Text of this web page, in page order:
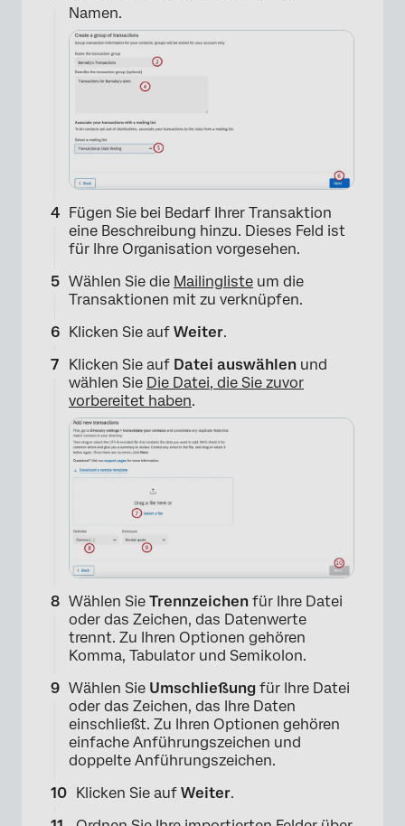
×
Namen.
Fügen Sie bei Bedarf Ihrer Transaktion
eine Beschreibung hinzu. Dieses Feld ist
für Ihre Organisation vorgesehen.
Wählen Sie die Mailingliste um die
Transaktionen mit zu verknüpfen.
Klicken Sie auf Weiter.
Klicken Sie auf Datei auswählen und
wählen Sie Die Datei, die Sie zuvor
vorbereitet haben.
Wählen Sie Trennzeichen für Ihre Datei
oder das Zeichen, das Datenwerte
trennt. Zu Ihren Optionen gehören
Komma, Tabulator und Semikolon.
Wählen Sie Umschließung für Ihre Datei
oder das Zeichen, das Ihre Daten
einschließt. Zu Ihren Optionen gehören
einfache Anführungszeichen und
doppelte Anführungszeichen.
Klicken Sie auf Weiter.